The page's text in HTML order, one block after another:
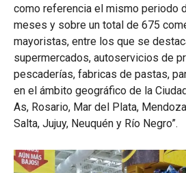
como referencia el mismo periodo
meses y sobre un total de 675
mayoristas, entre los que se
supermercados, autoservicios de
pescaderías, fabricas de pastas,
en el ámbito geográfico de la
As, Rosario, Mar del Plata,
Salta, Jujuy, Neuquén y Río Negro”.